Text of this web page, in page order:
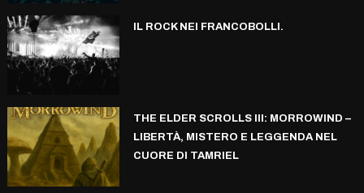
IL ROCK NEI FRANCOBOLLI.
THE ELDER SCROLLS III: MORROWIND –
LIBERTÀ, MISTERO E LEGGENDA NEL
CUORE DI TAMRIEL